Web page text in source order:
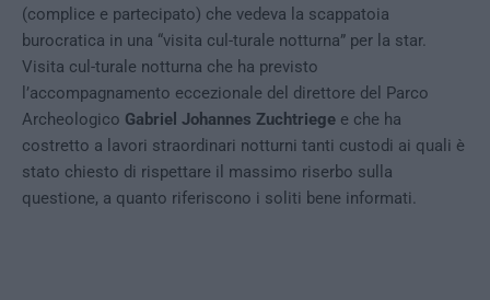
(complice e partecipato) che vedeva la scappatoia
burocratica in una “visita cul-turale notturna” per la star.
Visita cul-turale notturna che ha previsto
l’accompagnamento eccezionale del direttore del Parco
Archeologico Gabriel Johannes Zuchtriege e che ha
costretto a lavori straordinari notturni tanti custodi ai quali è
stato chiesto di rispettare il massimo riserbo sulla
questione, a quanto riferiscono i soliti bene informati.